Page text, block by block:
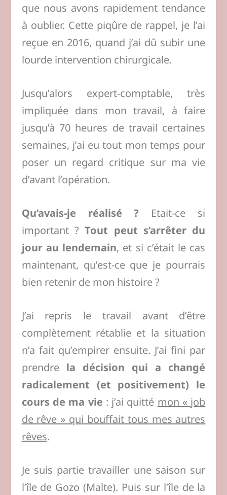
que nous avons rapidement tendance
à oublier. Cette piqûre de rappel, je l’ai
reçue en 2016, quand j’ai dû subir une
lourde intervention chirurgicale.
Jusqu’alors expert-comptable, très
impliquée dans mon travail, à faire
jusqu’à 70 heures de travail certaines
semaines, j’ai eu tout mon temps pour
poser un regard critique sur ma vie
d’avant l’opération.
Qu’avais-je réalisé ? Etait-ce si
important ?Tout peut s’arrêter du
jour au lendemain, et si c’était le cas
maintenant, qu’est-ce que je pourrais
bien retenir de mon histoire ?
J’ai repris le travail avant d’être
complètement rétablie et la situation
n’a fait qu’empirer ensuite. J’ai fini par
prendre la décision qui a changé
radicalement (et positivement) le
cours de ma vie : j’ai quitté mon « job
de rêve » qui bouffait tous mes autres
rêves.
Je suis partie travailler une saison sur
l’île de Gozo (Malte). Puis sur l’île de la